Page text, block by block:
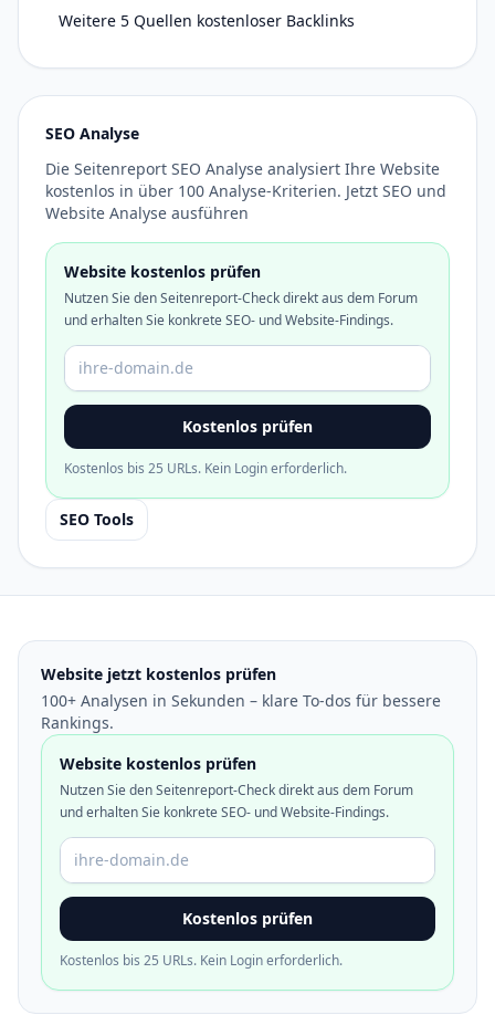
Weitere 5 Quellen kostenloser Backlinks
SEO Analyse
Die Seitenreport SEO Analyse analysiert Ihre Website
kostenlos in über 100 Analyse-Kriterien. Jetzt SEO und
Website Analyse ausführen
Website kostenlos prüfen
Nutzen Sie den Seitenreport-Check direkt aus dem Forum
und erhalten Sie konkrete SEO- und Website-Findings.
Domain oder URL
Kostenlos prüfen
Kostenlos bis 25 URLs. Kein Login erforderlich.
SEO Tools
Website jetzt kostenlos prüfen
100+ Analysen in Sekunden – klare To-dos für bessere
Rankings.
Website kostenlos prüfen
Nutzen Sie den Seitenreport-Check direkt aus dem Forum
und erhalten Sie konkrete SEO- und Website-Findings.
Domain oder URL
Kostenlos prüfen
Kostenlos bis 25 URLs. Kein Login erforderlich.